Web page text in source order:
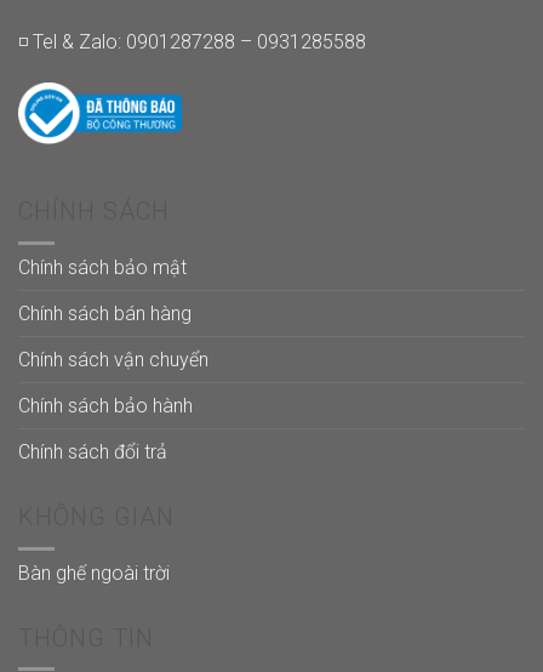
◽ Tel & Zalo: 0901287288 – 0931285588
Chính sách bảo mật
Chính sách bán hàng
Chính sách vận chuyển
Chính sách bảo hành
Chính sách đổi trả
Bàn ghế ngoài trời